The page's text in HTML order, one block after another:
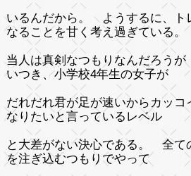
いるんだから。 ようするに、ト
なることを甘く考え過ぎている。
当人は真剣なつもりなんだろう
いつき、小学校4年生の女子が
だれだれ君が足が速いからカッコ
なりたいと言っているレベル
と大差がない決心である。 全
を注ぎ込むつもりでやって